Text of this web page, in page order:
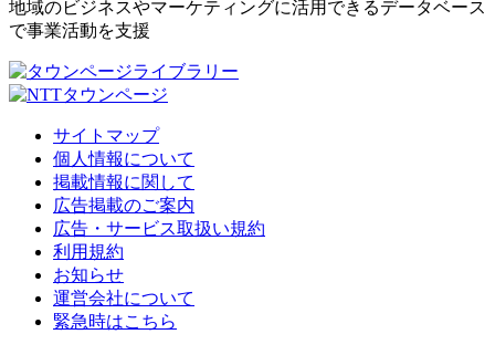
地域のビジネスやマーケティングに活用できるデータベース
で事業活動を支援
サイトマップ
個人情報について
掲載情報に関して
広告掲載のご案内
広告・サービス取扱い規約
利用規約
お知らせ
運営会社について
緊急時はこちら